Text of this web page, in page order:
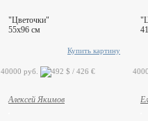
"Цветочки"
55x96 см
Купить картину
40000 руб.
Алексей Якимов